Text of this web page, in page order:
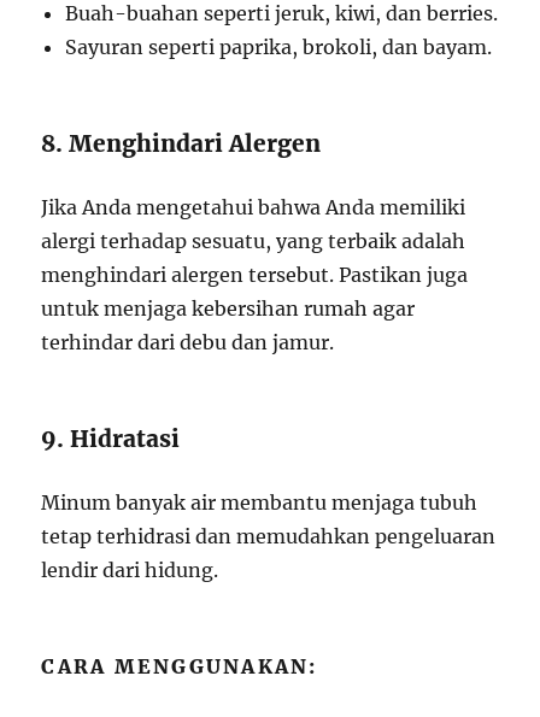
Buah-buahan seperti jeruk, kiwi, dan berries.
Sayuran seperti paprika, brokoli, dan bayam.
8. Menghindari Alergen
Jika Anda mengetahui bahwa Anda memiliki
alergi terhadap sesuatu, yang terbaik adalah
menghindari alergen tersebut. Pastikan juga
untuk menjaga kebersihan rumah agar
terhindar dari debu dan jamur.
9. Hidratasi
Minum banyak air membantu menjaga tubuh
tetap terhidrasi dan memudahkan pengeluaran
lendir dari hidung.
CARA MENGGUNAKAN: